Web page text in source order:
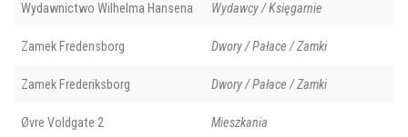
Wydawnictwo Wilhelma Hansena Wydawcy / Księgarnie
Zamek Fredensborg Dwory / Pałace / Zamki
Zamek Frederiksborg Dwory / Pałace / Zamki
Øvre Voldgate 2 Mieszkania